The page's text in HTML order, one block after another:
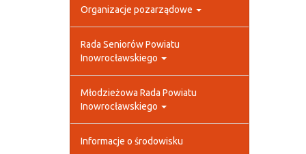
Organizacje pozarządowe
Rada Seniorów Powiatu
Inowrocławskiego
Młodzieżowa Rada Powiatu
Inowrocławskiego
Informacje o środowisku